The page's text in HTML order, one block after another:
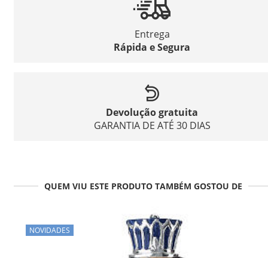
Entrega
Rápida e Segura
Devolução gratuita
GARANTIA DE ATÉ 30 DIAS
QUEM VIU ESTE PRODUTO TAMBÉM GOSTOU DE
NOVIDADES